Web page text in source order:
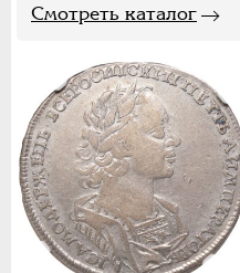
Смотреть каталог